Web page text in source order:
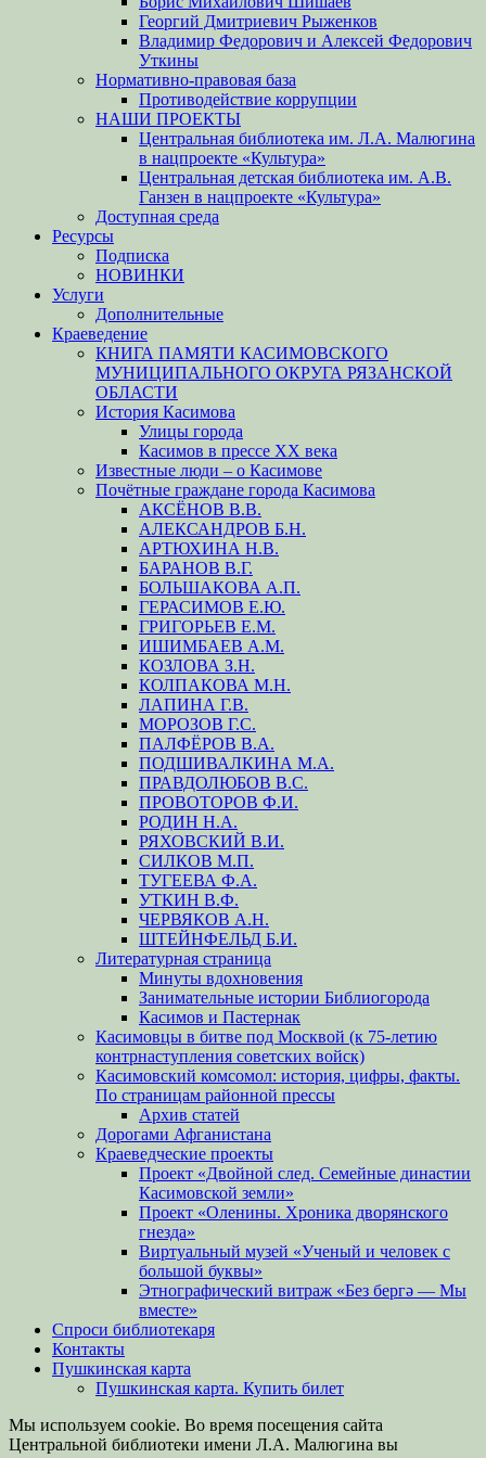
Георгий Дмитриевич Рыженков
Владимир Федорович и Алексей Федорович
Уткины
Нормативно-правовая база
Противодействие коррупции
НАШИ ПРОЕКТЫ
Центральная библиотека им. Л.А. Малюгина
в нацпроекте «Культура»
Центральная детская библиотека им. А.В.
Ганзен в нацпроекте «Культура»
Доступная среда
Ресурсы
Подписка
НОВИНКИ
Услуги
Дополнительные
Краеведение
КНИГА ПАМЯТИ КАСИМОВСКОГО
МУНИЦИПАЛЬНОГО ОКРУГА РЯЗАНСКОЙ
ОБЛАСТИ
История Касимова
Улицы города
Касимов в прессе XX века
Известные люди – о Касимове
Почётные граждане города Касимова
АКСЁНОВ В.В.
АЛЕКСАНДРОВ Б.Н.
АРТЮХИНА Н.В.
БАРАНОВ В.Г.
БОЛЬШАКОВА А.П.
ГЕРАСИМОВ Е.Ю.
ГРИГОРЬЕВ Е.М.
ИШИМБАЕВ А.М.
КОЗЛОВА З.Н.
КОЛПАКОВА М.Н.
ЛАПИНА Г.В.
МОРОЗОВ Г.С.
ПАЛФЁРОВ В.А.
ПОДШИВАЛКИНА М.А.
ПРАВДОЛЮБОВ В.С.
ПРОВОТОРОВ Ф.И.
РОДИН Н.А.
РЯХОВСКИЙ В.И.
СИЛКОВ М.П.
ТУГЕЕВА Ф.А.
УТКИН В.Ф.
ЧЕРВЯКОВ А.Н.
ШТЕЙНФЕЛЬД Б.И.
Литературная страница
Минуты вдохновения
Занимательные истории Библиогорода
Касимов и Пастернак
Касимовцы в битве под Москвой (к 75-летию
контрнаступления советских войск)
Касимовский комсомол: история, цифры, факты.
По страницам районной прессы
Архив статей
Дорогами Афганистана
Краеведческие проекты
Проект «Двойной след. Семейные династии
Касимовской земли»
Проект «Оленины. Хроника дворянского
гнезда»
Виртуальный музей «Ученый и человек с
большой буквы»
Этнографический витраж «Без бергə — Мы
вместе»
Спроси библиотекаря
Контакты
Пушкинская карта
Пушкинская карта. Купить билет
Мы используем cookie. Во время посещения сайта
Центральной библиотеки имени Л.А. Малюгина вы